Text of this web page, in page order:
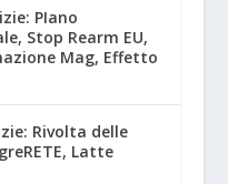
PIano
Stop Rearm EU,
Mag, Effetto
Rivolta delle
Latte